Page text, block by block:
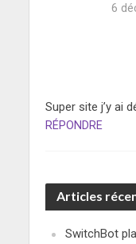
6
Super site j’y ai
RÉPONDRE
Articles
SwitchBot